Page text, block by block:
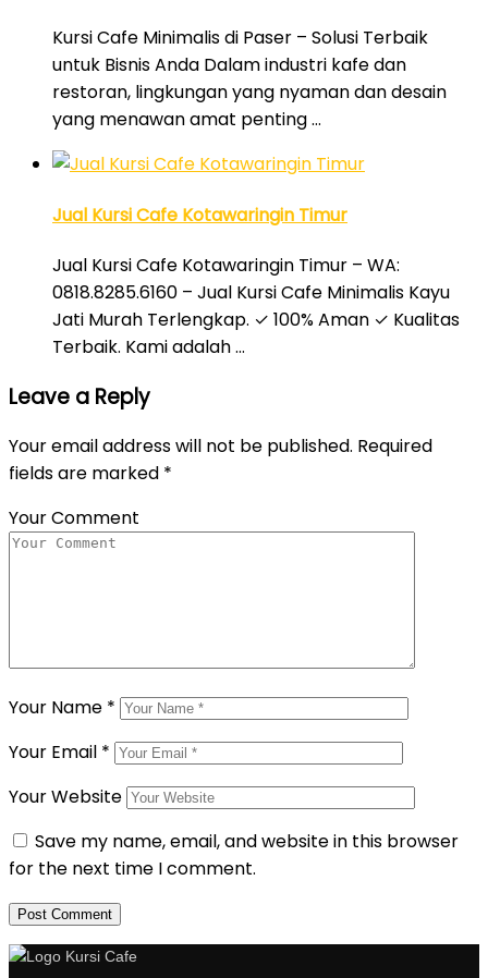
Kursi Cafe Minimalis di Paser – Solusi Terbaik
untuk Bisnis Anda Dalam industri kafe dan
restoran, lingkungan yang nyaman dan desain
yang menawan amat penting …
Jual Kursi Cafe Kotawaringin Timur
Jual Kursi Cafe Kotawaringin Timur – WA:
0818.8285.6160 – Jual Kursi Cafe Minimalis Kayu
Jati Murah Terlengkap. ✓ 100% Aman ✓ Kualitas
Terbaik. Kami adalah …
Leave a Reply
Your email address will not be published. Required
fields are marked *
Your Comment
Your Name *
Your Email *
Your Website
Save my name, email, and website in this browser
for the next time I comment.